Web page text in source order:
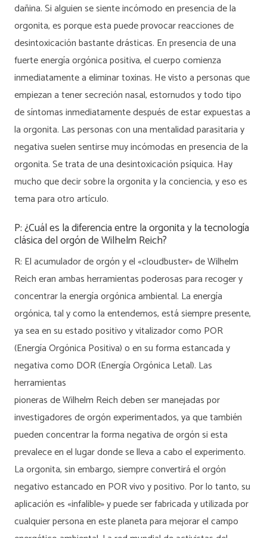
dañina. Si alguien se siente incómodo en presencia de la
orgonita, es porque esta puede provocar reacciones de
desintoxicación bastante drásticas. En presencia de una
fuerte energía orgónica positiva, el cuerpo comienza
inmediatamente a eliminar toxinas. He visto a personas que
empiezan a tener secreción nasal, estornudos y todo tipo
de síntomas inmediatamente después de estar expuestas a
la orgonita. Las personas con una mentalidad parasitaria y
negativa suelen sentirse muy incómodas en presencia de la
orgonita. Se trata de una desintoxicación psíquica. Hay
mucho que decir sobre la orgonita y la conciencia, y eso es
tema para otro artículo.
P: ¿Cuál es la diferencia entre la orgonita y la tecnología
clásica del orgón de Wilhelm Reich?
R: El acumulador de orgón y el «cloudbuster» de Wilhelm
Reich eran ambas herramientas poderosas para recoger y
concentrar la energía orgónica ambiental. La energía
orgónica, tal y como la entendemos, está siempre presente,
ya sea en su estado positivo y vitalizador como POR
(Energía Orgónica Positiva) o en su forma estancada y
negativa como DOR (Energía Orgónica Letal). Las
herramientas
pioneras de Wilhelm Reich deben ser manejadas por
investigadores de orgón experimentados, ya que también
pueden concentrar la forma negativa de orgón si esta
prevalece en el lugar donde se lleva a cabo el experimento.
La orgonita, sin embargo, siempre convertirá el orgón
negativo estancado en POR vivo y positivo. Por lo tanto, su
aplicación es «infalible» y puede ser fabricada y utilizada por
cualquier persona en este planeta para mejorar el campo